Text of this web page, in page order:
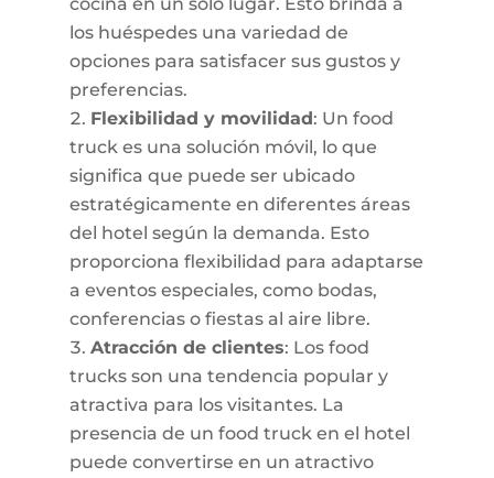
los huéspedes una variedad de
opciones para satisfacer sus gustos y
preferencias.
Flexibilidad y movilidad: Un food
truck es una solución móvil, lo que
significa que puede ser ubicado
estratégicamente en diferentes áreas
del hotel según la demanda. Esto
proporciona flexibilidad para adaptarse
a eventos especiales, como bodas,
conferencias o fiestas al aire libre.
Atracción de clientes: Los food
trucks son una tendencia popular y
atractiva para los visitantes. La
presencia de un food truck en el hotel
puede convertirse en un atractivo